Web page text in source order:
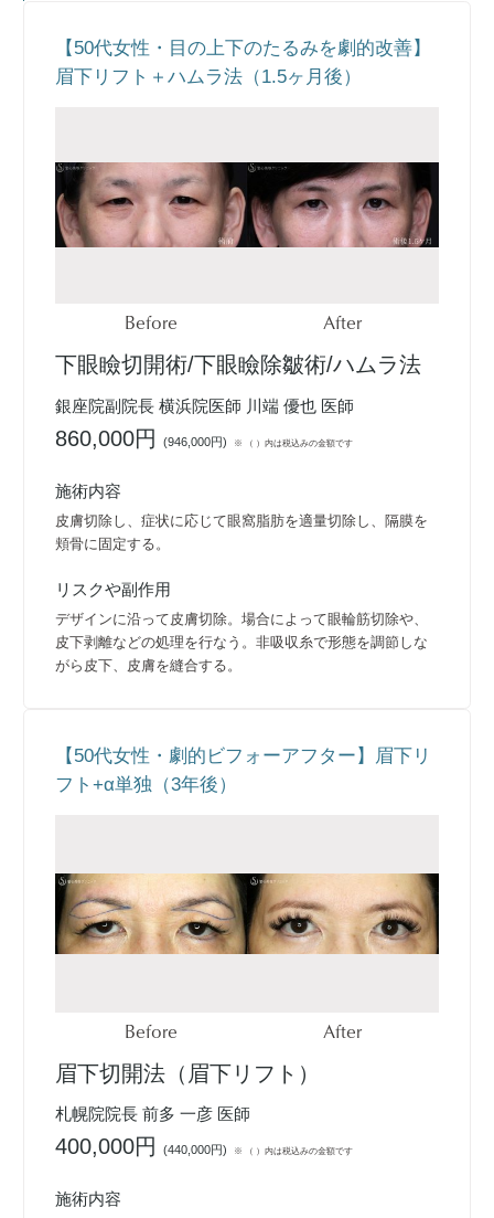
【50代女性・目の上下のたるみを劇的改善】
眉下リフト＋ハムラ法（1.5ヶ月後）
Before After
下眼瞼切開術/下眼瞼除皺術/ハムラ法
銀座院副院長 横浜院医師 川端 優也 医師
860,000円(946,000円) ※ （ ）内は税込みの金額です
施術内容
皮膚切除し、症状に応じて眼窩脂肪を適量切除し、隔膜を
頬骨に固定する。
リスクや副作用
デザインに沿って皮膚切除。場合によって眼輪筋切除や、
皮下剥離などの処理を行なう。非吸収糸で形態を調節しな
がら皮下、皮膚を縫合する。
【50代女性・劇的ビフォーアフター】眉下リ
フト+α単独（3年後）
Before After
眉下切開法（眉下リフト）
札幌院院長 前多 一彦 医師
400,000円(440,000円) ※ （ ）内は税込みの金額です
施術内容